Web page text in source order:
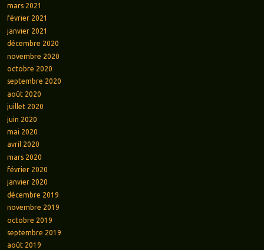
mars 2021
février 2021
janvier 2021
décembre 2020
novembre 2020
octobre 2020
septembre 2020
août 2020
juillet 2020
juin 2020
mai 2020
avril 2020
mars 2020
février 2020
janvier 2020
décembre 2019
novembre 2019
octobre 2019
septembre 2019
août 2019